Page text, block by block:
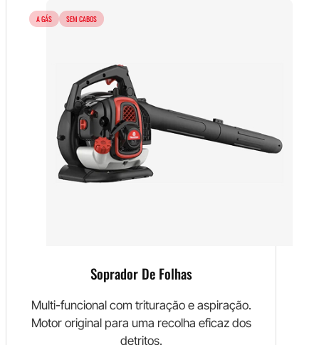
A GÁS SEM CABOS
Soprador De Folhas
Multi-funcional com trituração e aspiração.
Motor original para uma recolha eficaz dos
detritos.